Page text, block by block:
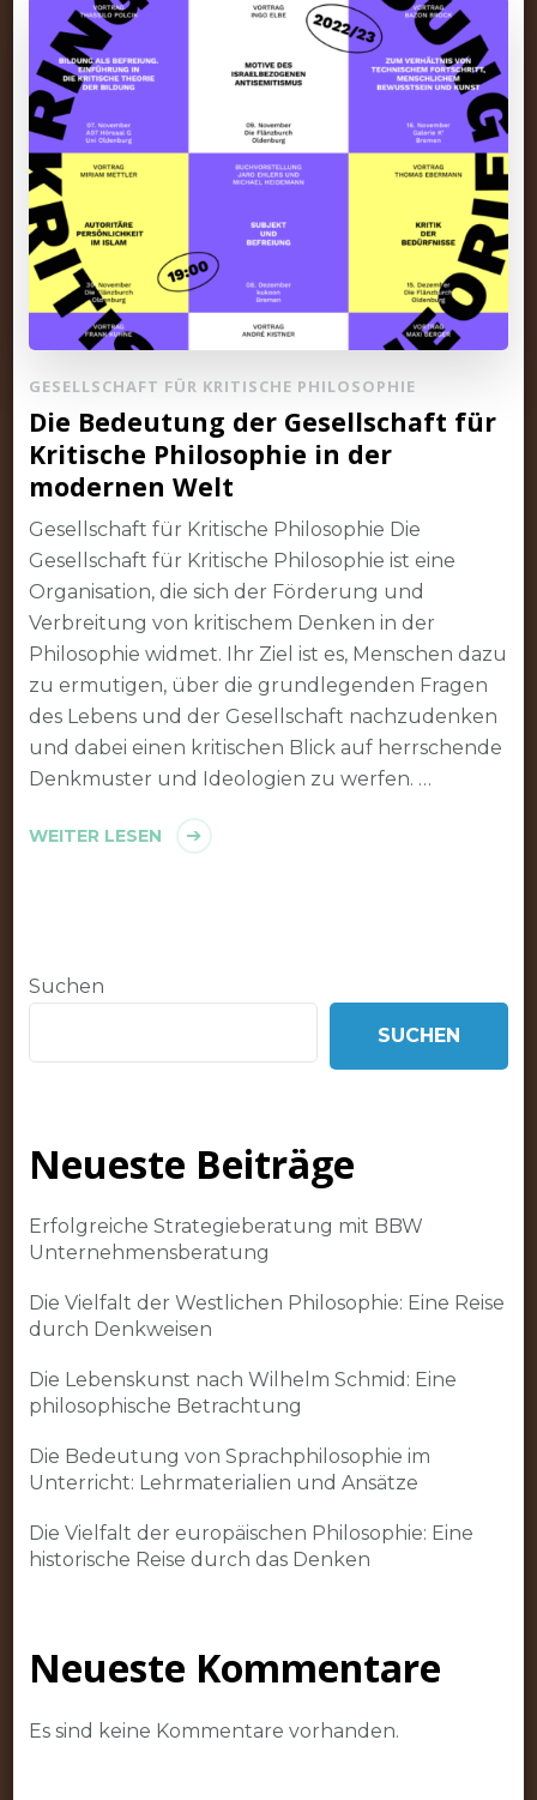
GESELLSCHAFT FÜR KRITISCHE PHILOSOPHIE
Die Bedeutung der Gesellschaft für
Kritische Philosophie in der
modernen Welt
Gesellschaft für Kritische Philosophie Die
Gesellschaft für Kritische Philosophie ist eine
Organisation, die sich der Förderung und
Verbreitung von kritischem Denken in der
Philosophie widmet. Ihr Ziel ist es, Menschen dazu
zu ermutigen, über die grundlegenden Fragen
des Lebens und der Gesellschaft nachzudenken
und dabei einen kritischen Blick auf herrschende
Denkmuster und Ideologien zu werfen. …
WEITER LESEN
Suchen
SUCHEN
Neueste Beiträge
Erfolgreiche Strategieberatung mit BBW
Unternehmensberatung
Die Vielfalt der Westlichen Philosophie: Eine Reise
durch Denkweisen
Die Lebenskunst nach Wilhelm Schmid: Eine
philosophische Betrachtung
Die Bedeutung von Sprachphilosophie im
Unterricht: Lehrmaterialien und Ansätze
Die Vielfalt der europäischen Philosophie: Eine
historische Reise durch das Denken
Neueste Kommentare
Es sind keine Kommentare vorhanden.